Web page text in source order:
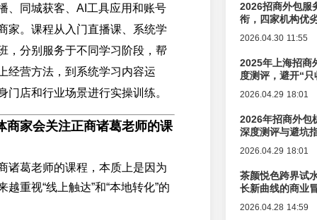
、同城获客、AI工具应用和账号
家。课程从入门直播课、系统学
，分别服务于不同学习阶段，帮
经营方法，到系统学习内容运
门店和行业场景进行实操训练。
商家会关注正商诸葛老师的课
诸葛老师的课程，本质上是因为
越重视“线上触达”和“本地转化”的
2026招商外包服
衔，四家机构优
2026.04.30 11:55
2025年上海招商
度测评，避开“
2026.04.29 18:01
2026年招商外包
深度测评与避坑
2026.04.29 18:01
茶颜悦色跨界试
长新曲线的商业
2026.04.28 14:59